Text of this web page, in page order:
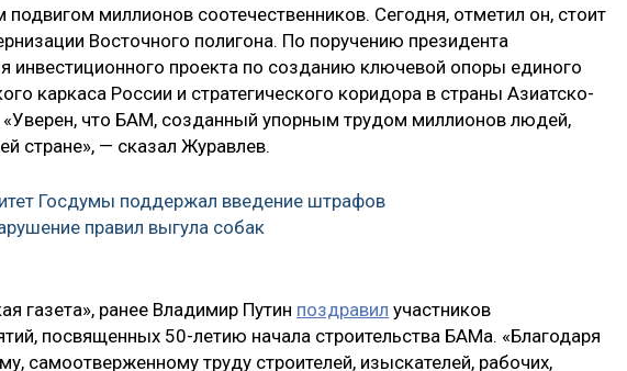
миллионов соотечественников. Сегодня, отметил он, стоит
Восточного полигона. По поручению президента
инвестиционного проекта по созданию ключевой опоры единого
каркаса России и стратегического коридора в страны Азиатско-
«Уверен, что БАМ, созданный упорным трудом миллионов людей,
стране», — сказал Журавлев.
Госдумы поддержал введение штрафов
правил выгула собак
газета», ранее Владимир Путин поздравил участников
посвященных 50-летию начала строительства БАМа. «Благодаря
самоотверженному труду строителей, изыскателей, рабочих,